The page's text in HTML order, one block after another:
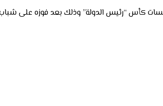
كأس “رئيس الدولة” وذلك بعد فوزه على